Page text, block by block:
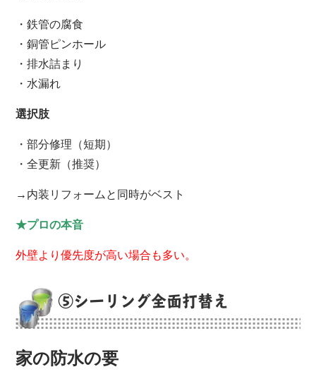
・鉄管の腐食
・銅管ピンホール
・排水詰まり
・水漏れ
選択肢
・部分修理（短期）
・全更新（推奨）
→内装リフォームと同時がベスト
★プロの本音
外壁より優先度が高い場合も多い。
⑤シーリング全面打替え
家の防水の要